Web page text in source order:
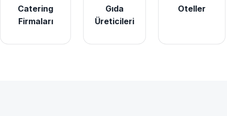
Catering
Firmaları
Gıda
Üreticileri
Oteller